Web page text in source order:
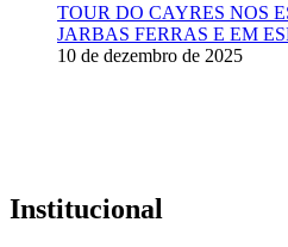
TOUR DO CAYRES NOS
JARBAS FERRAS E EM
10 de dezembro de 2025
Institucional